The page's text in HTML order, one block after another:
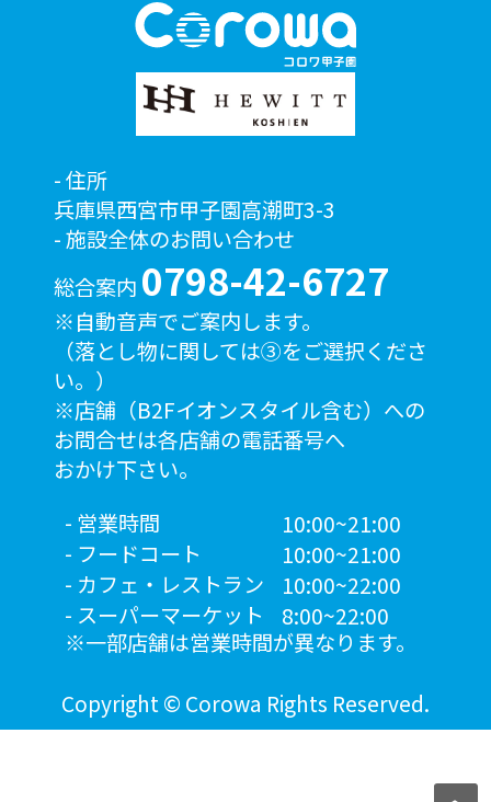
住所
兵庫県西宮市甲子園高潮町3-3
施設全体のお問い合わせ
総合案内 0798-42-6727
※自動音声でご案内します。
（落とし物に関しては③をご選択くださ
い。）
※店舗（B2Fイオンスタイル含む）への
お問合せは各店舗の電話番号へ
おかけ下さい。
営業時間
10:00~21:00
フードコート
10:00~21:00
カフェ・レストラン
10:00~22:00
スーパーマーケット
8:00~22:00
一部店舗は営業時間が異なります。
Copyright © Corowa Rights Reserved.